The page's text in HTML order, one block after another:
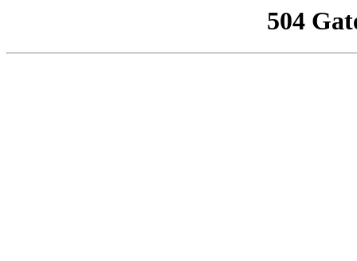
504